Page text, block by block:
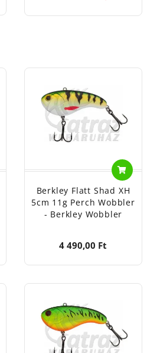
Berkley Flatt Shad XH
5cm 11g Perch Wobbler
- Berkley Wobbler
4 490,00 Ft